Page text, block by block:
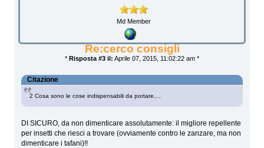
Md Member
Re:cerco consigli
* Risposta #3 il: Aprile 07, 2015, 11:02:22 am *
Citazione
2 Cosa sono le cose indispensabili da portare....
DI SICURO, da non dimenticare assolutamente: il migliore repellente
per insetti che riesci a trovare (ovviamente contro le zanzare, ma non
dimenticare i tafani)!!